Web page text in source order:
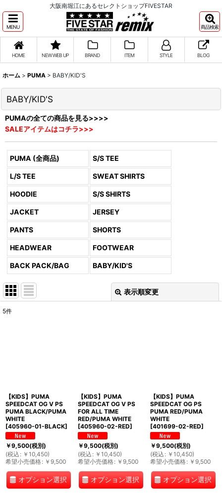
大阪南堀江にあるセレクトショップFIVESTAR
MENU 商品検索
HOME NEW WEB UP BRAND ITEM STYLE BLOG
ホーム > PUMA > BABY/KID'S
BABY/KID'S
PUMAの全ての商品を見る>>>>
SALEアイテムはコチラ>>>
PUMA (全商品) S/S TEE
L/S TEE SWEAT SHIRTS
HOODIE S/S SHIRTS
JACKET JERSEY
PANTS SHORTS
HEADWEAR FOOTWEAR
BACK PACK/BAG BABY/KID'S
表示順変更
5件
【KIDS】PUMA
SPEEDCAT OG V PS
PUMA BLACK/PUMA
WHITE
[405960-01-BLACK]
￥9,500(税別)
(税込 : ￥ 10,450)
希望小売価格: ￥ 9,500
オプション選択
【KIDS】PUMA
SPEEDCAT OG V PS
FOR ALL TIME
RED/PUMA WHITE
[405960-02-RED]
￥9,500(税別)
(税込 : ￥ 10,450)
希望小売価格: ￥ 9,500
オプション選択
【KIDS】PUMA
SPEEDCAT OG PS
PUMA RED/PUMA
WHITE
[401699-02-RED]
￥9,500(税別)
(税込 : ￥ 10,450)
希望小売価格: ￥ 9,500
オプション選択